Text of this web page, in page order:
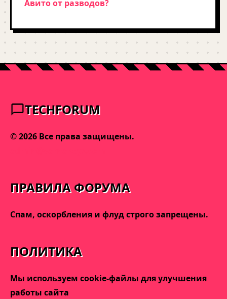
Авито от разводов?
TECHFORUM
© 2026 Все права защищены.
ПРАВИЛА ФОРУМА
Спам, оскорбления и флуд строго запрещены.
ПОЛИТИКА
Мы используем cookie-файлы для улучшения
работы сайта